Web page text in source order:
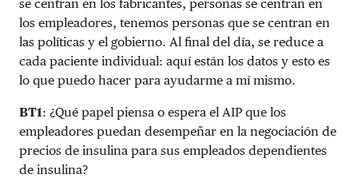
se centran en los fabricantes, personas se centran en
los empleadores, tenemos personas que se centran en
las políticas y el gobierno. Al final del día, se reduce a
cada paciente individual: aquí están los datos y esto es
lo que puedo hacer para ayudarme a mí mismo.
BT1: ¿Qué papel piensa o espera el AIP que los
empleadores puedan desempeñar en la negociación de
precios de insulina para sus empleados dependientes
de insulina?